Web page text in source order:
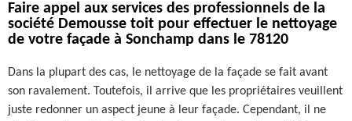
Faire appel aux services des professionnels de la
société Demousse toit pour effectuer le nettoyage
de votre façade à Sonchamp dans le 78120
Dans la plupart des cas, le nettoyage de la façade se fait avant
son ravalement. Toutefois, il arrive que les propriétaires veuillent
juste redonner un aspect jeune à leur façade. Cependant, il ne